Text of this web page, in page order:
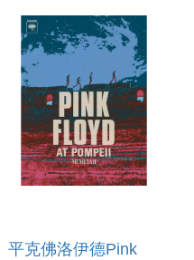
(3LP)
平克佛洛伊德Pink